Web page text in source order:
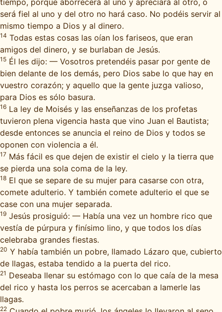
tiempo, porque aborrecerá al uno y apreciará al otro, o
será fiel al uno y del otro no hará caso. No podéis servir al
mismo tiempo a Dios y al dinero.
14 Todas estas cosas las oían los fariseos, que eran
amigos del dinero, y se burlaban de Jesús.
15 Él les dijo: — Vosotros pretendéis pasar por gente de
bien delante de los demás, pero Dios sabe lo que hay en
vuestro corazón; y aquello que la gente juzga valioso,
para Dios es sólo basura.
16 La ley de Moisés y las enseñanzas de los profetas
tuvieron plena vigencia hasta que vino Juan el Bautista;
desde entonces se anuncia el reino de Dios y todos se
oponen con violencia a él.
17 Más fácil es que dejen de existir el cielo y la tierra que
se pierda una sola coma de la ley.
18 El que se separe de su mujer para casarse con otra,
comete adulterio. Y también comete adulterio el que se
case con una mujer separada.
19 Jesús prosiguió: — Había una vez un hombre rico que
vestía de púrpura y finísimo lino, y que todos los días
celebraba grandes fiestas.
20 Y había también un pobre, llamado Lázaro que, cubierto
de llagas, estaba tendido a la puerta del rico.
21 Deseaba llenar su estómago con lo que caía de la mesa
del rico y hasta los perros se acercaban a lamerle las
llagas.
22